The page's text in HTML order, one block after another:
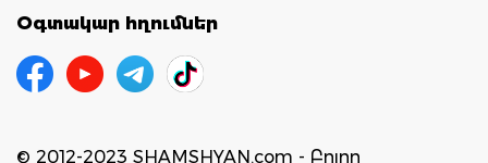
Օգտակար հղումներ
© 2012-2023 SHAMSHYAN.com - Բոլոր